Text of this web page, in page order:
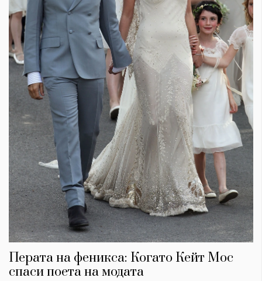
Перата на феникса: Когато Кейт Мос
спаси поета на модата